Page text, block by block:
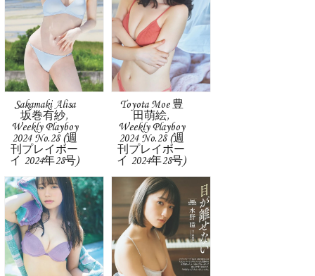
Sakamaki Alisa
坂巻有紗,
Weekly Playboy
2024 No.28 (週
刊プレイボー
イ 2024年28号)
Toyota Moe 豊
田萌絵,
Weekly Playboy
2024 No.28 (週
刊プレイボー
イ 2024年28号)